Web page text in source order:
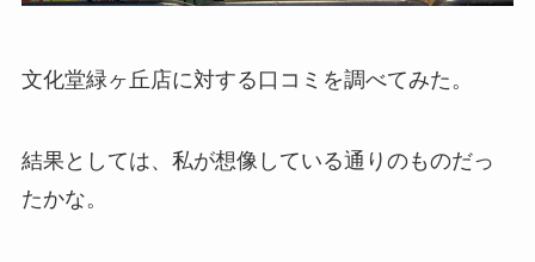
文化堂緑ヶ丘店に対する口コミを調べてみた。
結果としては、私が想像している通りのものだっ
たかな。